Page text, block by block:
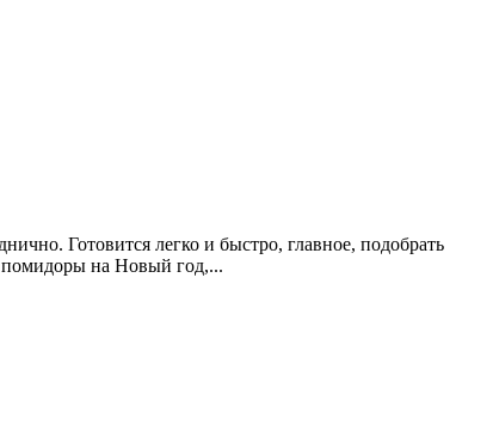
Готовится легко и быстро, главное, подобрать
на Новый год,...